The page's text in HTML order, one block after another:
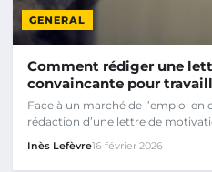
GENERAL
Comment rédiger une
convaincante pour
Face à un marché de l’emploi
rédaction d’une lettre de
Inès Lefèvre16 février 2026